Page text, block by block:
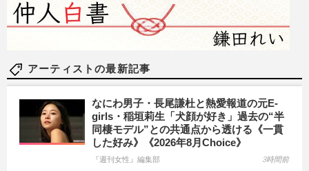
アーティストの最新記事
なにわ男子・長尾謙杜と熱愛報道の元E-
girls・稲垣莉生「犬顔が好き」過去の“半
同棲モデル”との共通点から透ける《一貫
した好み》《2026年8月Choice》
『週刊女性』編集部 3時間前